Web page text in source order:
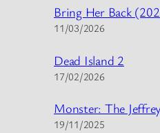
Bring Her Back
11/03/2026
Dead Island 2
17/02/2026
Monster: The
19/11/2025